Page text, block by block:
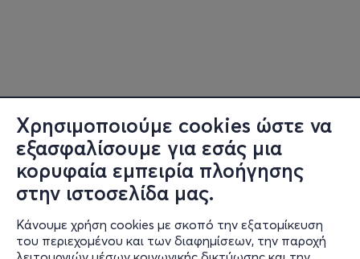
Χρησιμοποιούμε cookies ώστε να
εξασφαλίσουμε για εσάς μια
κορυφαία εμπειρία πλοήγησης
στην ιστοσελίδα μας.
Κάνουμε χρήση cookies με σκοπό την εξατομίκευση
του περιεχομένου και των διαφημίσεων, την παροχή